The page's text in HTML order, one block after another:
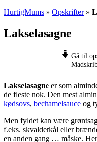
HurtigMums » Opskrifter»
Lakselasagne
Gå til
Lakselasagne er som
de fleste nok. Den mest
kødsovs, bechamelsauce og
Men fyldet kan være
f.eks. skvalderkål eller
en anden gang … måske.